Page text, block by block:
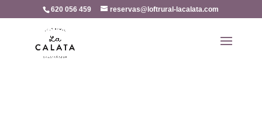
620 056 459 reservas@loftrural-lacalata.com